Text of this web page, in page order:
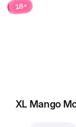
Energiajook
18+
XL Mango